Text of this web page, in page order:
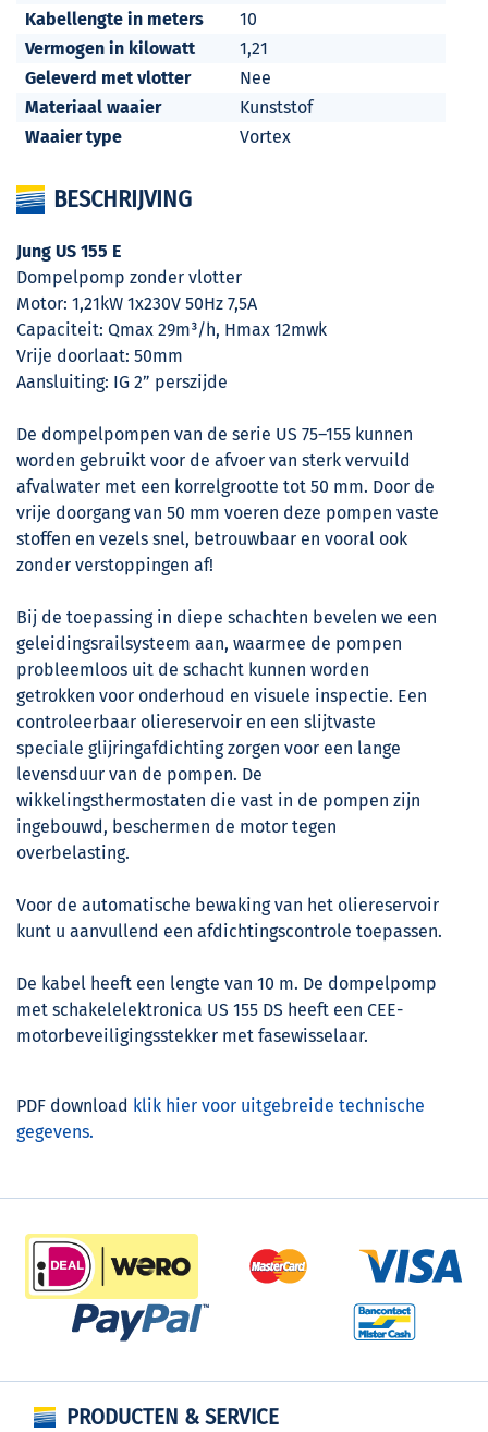
Kabellengte in meters
10
Vermogen in kilowatt
1,21
Geleverd met vlotter
Nee
Materiaal waaier
Kunststof
Waaier type
Vortex
BESCHRIJVING
Jung US 155 E
Dompelpomp zonder vlotter
Motor: 1,21kW 1x230V 50Hz 7,5A
Capaciteit: Qmax 29m³/h, Hmax 12mwk
Vrije doorlaat: 50mm
Aansluiting: IG 2” perszijde
De dompelpompen van de serie US 75–155 kunnen
worden gebruikt voor de afvoer van sterk vervuild
afvalwater met een korrelgrootte tot 50 mm. Door de
vrije doorgang van 50 mm voeren deze pompen vaste
stoffen en vezels snel, betrouwbaar en vooral ook
zonder verstoppingen af!
Bij de toepassing in diepe schachten bevelen we een
geleidingsrailsysteem aan, waarmee de pompen
probleemloos uit de schacht kunnen worden
getrokken voor onderhoud en visuele inspectie. Een
controleerbaar oliereservoir en een slijtvaste
speciale glijringafdichting zorgen voor een lange
levensduur van de pompen. De
wikkelingsthermostaten die vast in de pompen zijn
ingebouwd, beschermen de motor tegen
overbelasting.
Voor de automatische bewaking van het oliereservoir
kunt u aanvullend een afdichtingscontrole toepassen.
De kabel heeft een lengte van 10 m. De dompelpomp
met schakelelektronica US 155 DS heeft een CEE-
motorbeveiligingsstekker met fasewisselaar.
PDF download klik hier voor uitgebreide technische
gegevens.
PRODUCTEN & SERVICE